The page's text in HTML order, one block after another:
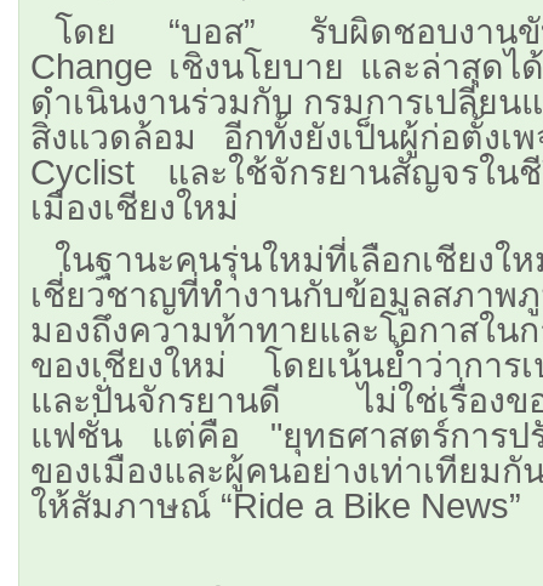
โดย “บอส” รับผิดชอบงาน
Change เชิงนโยบาย และล่าสุดไ
ดำเนินงานร่วมกับ กรมการเปลี่ย
สิ่งแวดล้อม อีกทั้งยังเป็นผู้ก่อตั้ง
Cyclist และใช้จักรยานสัญจรใน
เมืองเชียงใหม่
ในฐานะคนรุ่นใหม่ที่เลือกเชีย
เชี่ยวชาญที่ทำงานกับข้อมูลสภาพ
มองถึงความท้าทายและโอกาสใน
ของเชียงใหม่ โดยเน้นย้ำว่าการ
และปั่นจักรยานดี ไม่ใช่เรื่องขอ
แฟชั่น แต่คือ "ยุทธศาสตร์การป
ของเมืองและผู้คนอย่างเท่าเทียม
ให้สัมภาษณ์ “Ride a Bike News”